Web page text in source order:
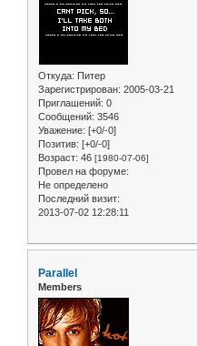
Откуда: Питер
Зарегистрирован: 2005-03-21
Приглашений: 0
Сообщений: 3546
Уважение: [+0/-0]
Позитив: [+0/-0]
Возраст: 46 [1980-07-06]
Провел на форуме:
Не определено
Последний визит:
2013-07-02 12:28:11
Parallel
Members